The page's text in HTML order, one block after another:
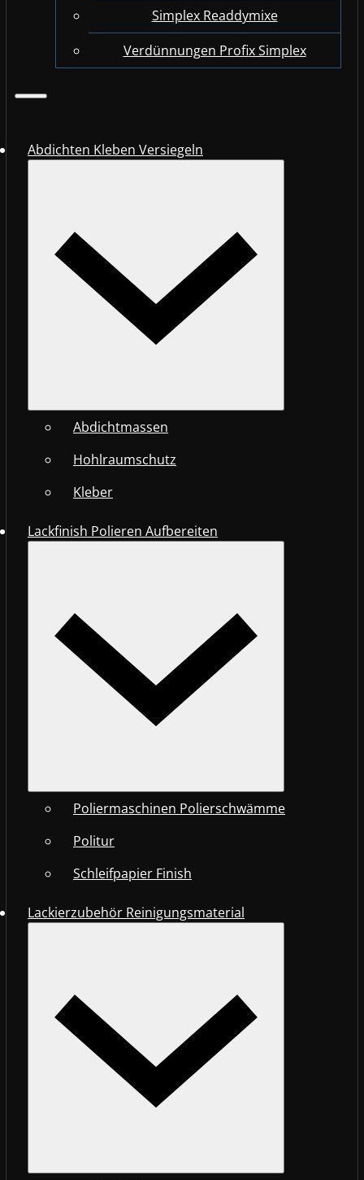
Simplex Readdymixe
Verdünnungen Profix Simplex
Abdichten Kleben Versiegeln
Abdichtmassen
Hohlraumschutz
Kleber
Lackfinish Polieren Aufbereiten
Poliermaschinen Polierschwämme
Politur
Schleifpapier Finish
Lackierzubehör Reinigungsmaterial